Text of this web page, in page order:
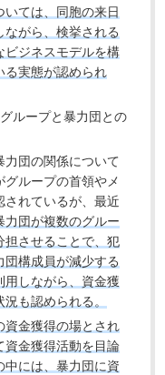
ては、同胞の来日
がら、検挙される
ビジネスモデルを構
る実態が認められ
ループと暴力団との
力団の関係について
ループの首領やメ
されているが、最近
力団が複数のグルー
担させることで、犯
構成員が減少する
用しながら、資金獲
も認められる。
資金獲得の場とされ
資金獲得活動を目論
中には、暴力団に資